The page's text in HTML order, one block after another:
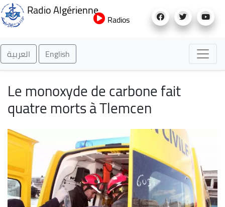
au
Radio Algérienne
Radios
العربية English
Le monoxyde de carbone fait
quatre morts à Tlemcen